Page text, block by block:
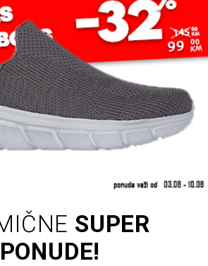
SUPER
PONUDE!